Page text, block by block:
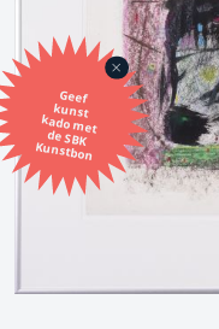
Geef
kunst
kado met
de SBK
Kunstbon